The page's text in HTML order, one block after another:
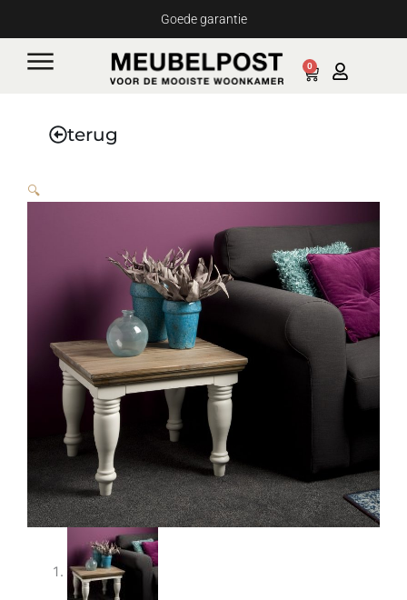
inhoud
Goede garantie
0
Cart
terug
🔍